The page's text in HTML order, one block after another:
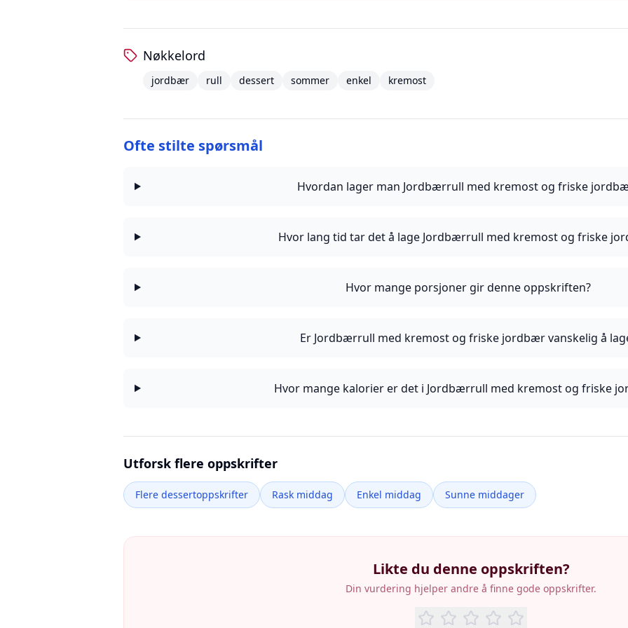
Nøkkelord
jordbær rull dessert sommer enkel kremost
Ofte stilte spørsmål
Hvordan lager man Jordbærrull med kremost og friske
Hvor lang tid tar det å lage Jordbærrull med kremost og friske
Hvor mange porsjoner gir denne oppskriften?
Er Jordbærrull med kremost og friske jordbær vanskelig å
Hvor mange kalorier er det i Jordbærrull med kremost og friske
Utforsk flere oppskrifter
Flere dessertoppskrifter Rask middag Enkel middag Sunne middager
Likte du denne oppskriften?
Din vurdering hjelper andre å finne gode oppskrifter.